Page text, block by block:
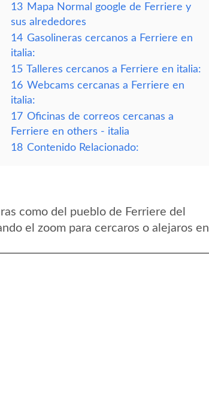
13 Mapa Normal google de Ferriere y
sus alrededores
14 Gasolineras cercanos a Ferriere en
italia:
15 Talleres cercanos a Ferriere en italia:
16 Webcams cercanas a Ferriere en
italia:
17 Oficinas de correos cercanas a
Ferriere en others - italia
18 Contenido Relacionado:
como del pueblo de Ferriere del
el zoom para cercaros o alejaros en